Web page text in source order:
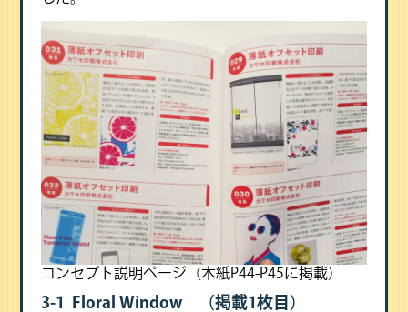
コンセプト説明ページ（本紙P44-P45に掲載）
3-1 Floral Window （掲載1枚目）